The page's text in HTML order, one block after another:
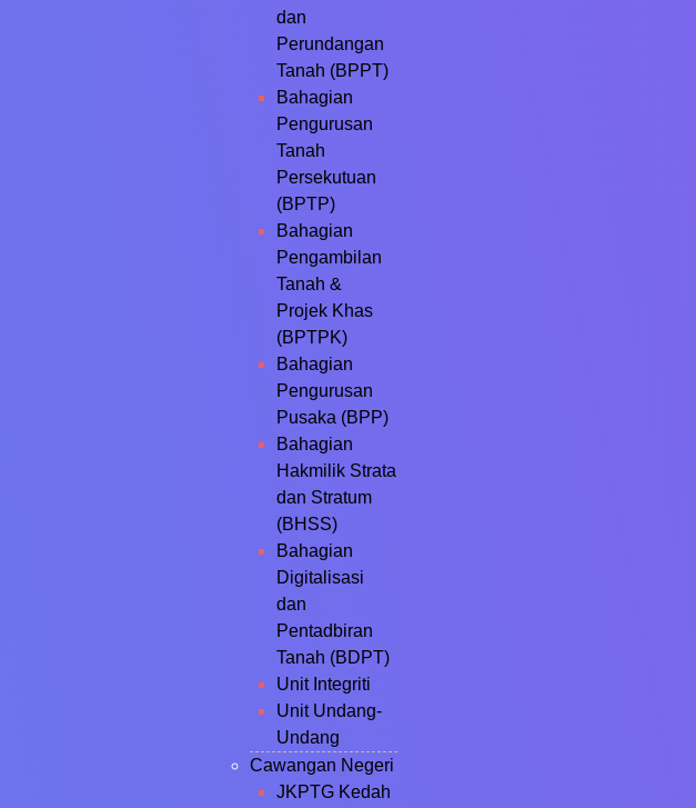
dan
Perundangan
Tanah (BPPT)
Bahagian
Pengurusan
Tanah
Persekutuan
(BPTP)
Bahagian
Pengambilan
Tanah &
Projek Khas
(BPTPK)
Bahagian
Pengurusan
Pusaka (BPP)
Bahagian
Hakmilik Strata
dan Stratum
(BHSS)
Bahagian
Digitalisasi
dan
Pentadbiran
Tanah (BDPT)
Unit Integriti
Unit Undang-
Undang
Cawangan Negeri
JKPTG Kedah